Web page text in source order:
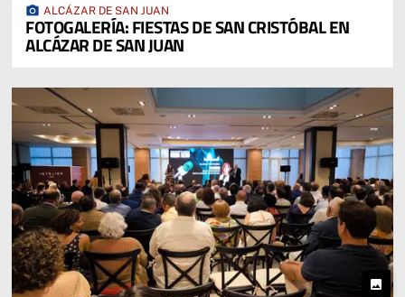
photo_camera ALCÁZAR DE SAN JUAN
FOTOGALERÍA: FIESTAS DE SAN CRISTÓBAL EN
ALCÁZAR DE SAN JUAN
photo